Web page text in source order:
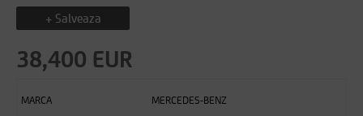
+ Salveaza
38,400 EUR
MARCA MERCEDES-BENZ